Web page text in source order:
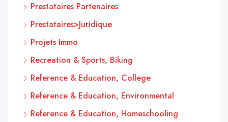
Prestataires Partenaires
Prestataires>Juridique
Projets Immo
Recreation & Sports, Biking
Reference & Education, College
Reference & Education, Environmental
Reference & Education, Homeschooling